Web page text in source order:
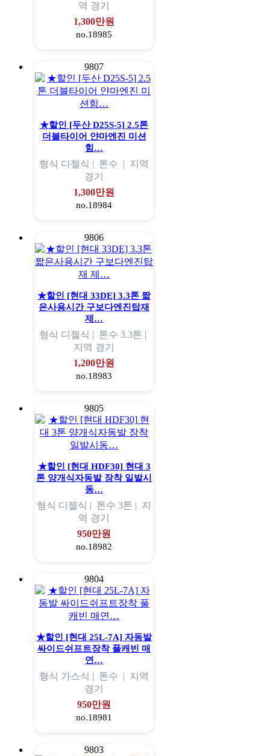
역 경기
1,300만원
no.18985
9807
★할인 [두산 D25S-5] 2.5톤
더블타이어 얀마엔진 미션
힘…
형식 디젤식 | 톤수 | 지역
경기
1,300만원
no.18984
9806
★할인 [현대 33DE] 3.3톤 짧
은사용시간 구보다엔진탑재
제…
형식 디젤식 | 톤수 3.3톤 |
지역 경기
1,200만원
no.18983
9805
★할인 [현대 HDF30] 현대 3
톤 양개식자동발 장착 일발시
동…
형식 디젤식 | 톤수 3톤 | 지
역 경기
950만원
no.18982
9804
★할인 [현대 25L-7A] 자동발
싸이드쉬프트장착 풀캐빈 매
연…
형식 가스식 | 톤수 | 지역
경기
950만원
no.18981
9803